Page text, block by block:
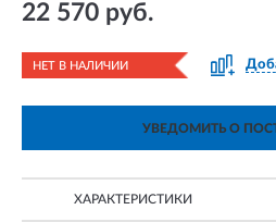
22 570 руб.
НЕТ В НАЛИЧИИ
УВЕДОМИТЬ О
ХАРАКТЕРИСТИКИ